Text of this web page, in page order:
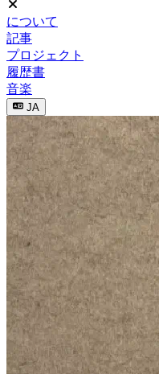
について
記事
プロジェクト
履歴書
音楽
JA